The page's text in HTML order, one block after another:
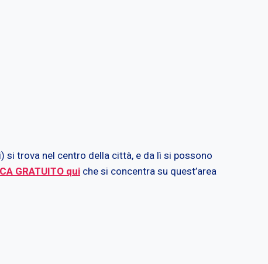
trova nel centro della città, e da lì si possono
GRATUITO qui che si concentra su quest’area